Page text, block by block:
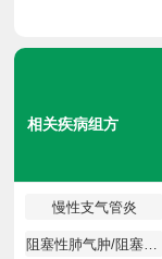
相关疾病组方
慢性支气管炎